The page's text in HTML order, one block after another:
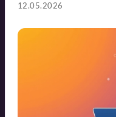
12.05.2026